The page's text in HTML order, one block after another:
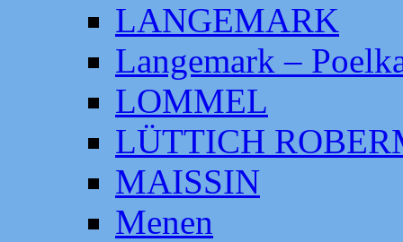
LANGEMARK
Langemark –
LOMMEL
LÜTTICH
MAISSIN
Menen